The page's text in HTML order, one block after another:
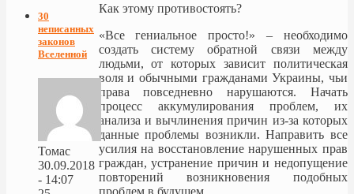
Как этому противостоять?
«Все гениальное просто!» – необходимо
создать систему обратной связи между
людьми, от которых зависит политическая
воля и обычными гражданами Украины, чьи
права повседневно нарушаются. Начать
процесс аккумулирования проблем, их
анализа и вычлинения причин из-за которых
данные проблемы возникли. Направить все
усилия на восстановление нарушенных прав
граждан, устранение причин и недопущение
повторений возникновения подобных
проблем в будущем.
30
неписанных
законов
Вселенной
Томас
30.09.2018
- 14:07